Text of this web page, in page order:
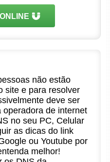
não estão
site e para resolver
deve ser
de internet
no seu PC, Celular
as dicas do link
ou Youtube por
melhor!